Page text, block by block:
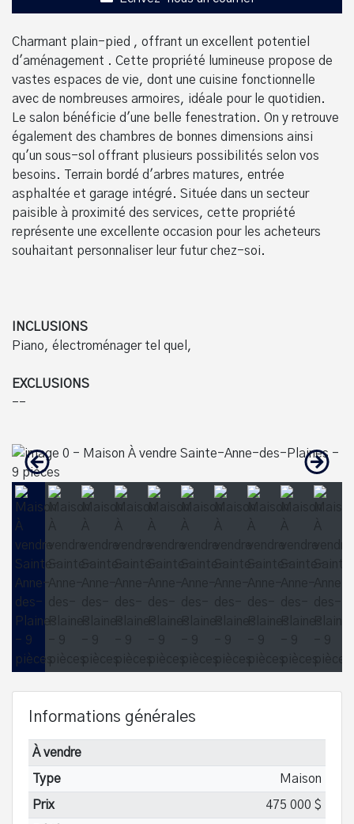
Charmant plain-pied , offrant un excellent potentiel
d'aménagement . Cette propriété lumineuse propose de
vastes espaces de vie, dont une cuisine fonctionnelle
avec de nombreuses armoires, idéale pour le quotidien.
Le salon bénéficie d'une belle fenestration. On y retrouve
également des chambres de bonnes dimensions ainsi
qu'un sous-sol offrant plusieurs possibilités selon vos
besoins. Terrain bordé d'arbres matures, entrée
asphaltée et garage intégré. Située dans un secteur
paisible à proximité des services, cette propriété
représente une excellente occasion pour les acheteurs
souhaitant personnaliser leur futur chez-soi.
INCLUSIONS
Piano, électroménager tel quel,
EXCLUSIONS
--
Informations générales
À vendre
Type Maison
Prix 475 000 $